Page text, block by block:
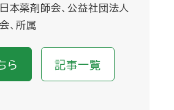
本薬剤師会、公益社団法人
、所属
ら 記事一覧